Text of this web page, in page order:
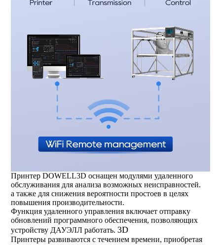
Принтер DOWELL3D оснащен модулями удаленного
обслуживания для анализа возможных неисправностей.
а также для снижения вероятности простоев в целях
повышения производительности.
Функция удаленного управления включает отправку
обновлений программного обеспечения, позволяющих
устройству ДАУЭЛЛ работать.3D
Принтеры развиваются с течением времени, приобретая